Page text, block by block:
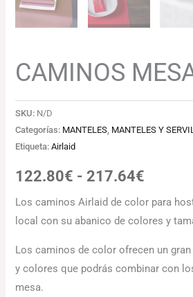
CAMINOS
SKU: N/D
Categorías: MANTELES, MANTELES Y
Etiqueta:Airlaid
122.80€ - 217.64€
Los caminos Airlaid de color para
local con su abanico de colores y
Los caminos de color ofrecen un
y colores que podrás combinar con
mesa.